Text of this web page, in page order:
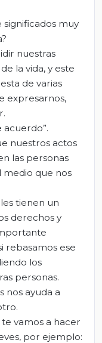
significados muy
nuestras
la vida, y este
de varias
expresarnos,
acuerdo”.
nuestros actos
las personas
medio que nos
tienen un
derechos y
rebasamos ese
los
personas.
nos ayuda a
vamos a hacer
por ejemplo: